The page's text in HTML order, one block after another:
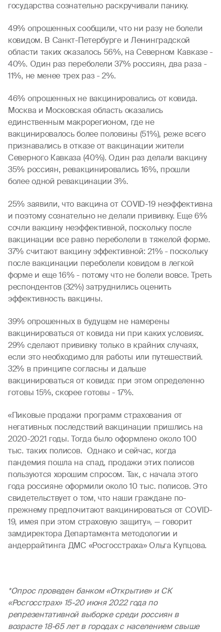
государства сознательно раскручивали панику.
49% опрошенных сообщили, что ни разу не болели
ковидом. В Санкт-Петербурге и Ленинградской
области таких оказалось 56%, на Северном Кавказе -
40%. Один раз переболели 37% россиян, два раза -
11%, не менее трех раз - 2%.
46% опрошенных не вакцинировались от ковида.
Москва и Московская область оказались
единственным макрорегионом, где не
вакцинировалось более половины (51%), реже всего
признавались в отказе от вакцинации жители
Северного Кавказа (40%). Один раз делали вакцину
35% россиян, ревакцинировались 16%, прошли
более одной ревакцинации 3%.
25% заявили, что вакцина от COVID-19 неэффективна
и поэтому сознательно не делали прививку. Еще 6%
сочли вакцину неэффективной, поскольку после
вакцинации все равно переболели в тяжелой форме.
37% считают вакцину эффективной: 21% - поскольку
после вакцинации переболели ковидом в легкой
форме и еще 16% - потому что не болели вовсе. Треть
респондентов (32%) затруднились оценить
эффективность вакцины.
39% опрошенных в будущем не намерены
вакцинироваться от ковида ни при каких условиях.
29% сделают прививку только в крайних случаях,
если это необходимо для работы или путешествий.
32% в принципе согласны и дальше
вакцинироваться от ковида: при этом определенно
готовы 15%, скорее готовы - 17%.
«Пиковые продажи программ страхования от
негативных последствий вакцинации пришлись на
2020-2021 годы. Тогда было оформлено около 100
тыс. таких полисов. Однако и сейчас, когда
пандемия пошла на спад, продажи этих полисов
пользуются хорошим спросом. Так, с начала этого
года россияне оформили около 10 тыс. полисов. Это
свидетельствует о том, что наши граждане по-
прежнему предпочитают вакцинироваться от COVID-
19, имея при этом страховую защиту», — говорит
замдиректора Департамента методологии и
андеррайтинга ДМС «Росгосстраха» Ольга Купцова.
*Опрос проведен банком «Открытие» и СК
«Росгосстрах» 15-20 июня 2022 года по
репрезентативной выборке среди россиян в
возрасте 18-65 лет в городах с населением свыше